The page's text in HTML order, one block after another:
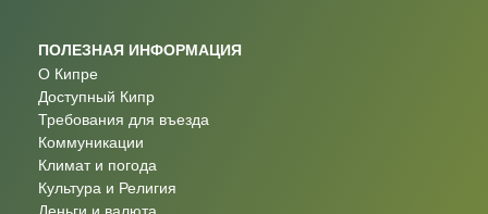
ПОЛЕЗНАЯ ИНФОРМАЦИЯ
О Кипре
Доступный Кипр
Требования для въезда
Коммуникации
Климат и погода
Культура и Религия